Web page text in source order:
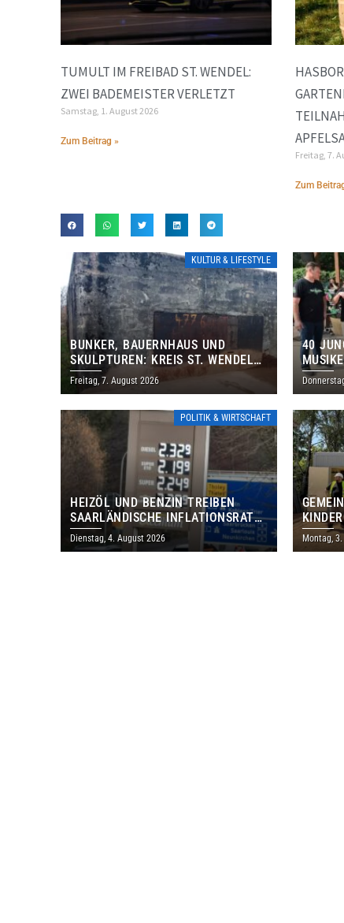
TUMULT IM FREIBAD ST. WENDEL:
ZWEI BADEMEISTER VERLETZT
Samstag, 1. August 2026
Zum Beitrag »
Freitag, 7.
Zum
KULTUR & LIFESTYLE
BUNKER, BAUERNHAUS UND
SKULPTUREN: KREIS ST. WENDEL
LÄDT ZUM TAG DES OFFENEN
DENKMALS EIN
Freitag, 7. August 2026
40
POLITIK & WIRTSCHAFT
HEIZÖL UND BENZIN TREIBEN
SAARLÄNDISCHE INFLATIONSRATE
IM JULI AUF 3,2 PROZENT
Dienstag, 4. August 2026 Montag,